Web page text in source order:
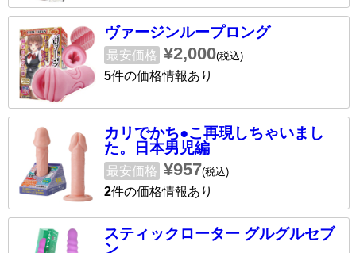
ヴァージンループロング
最安価格 ¥2,000(税込)
5件の価格情報あり
カリでかち●こ再現しちゃいまし
た。日本男児編
最安価格 ¥957(税込)
2件の価格情報あり
スティックローター グルグルセブ
ン